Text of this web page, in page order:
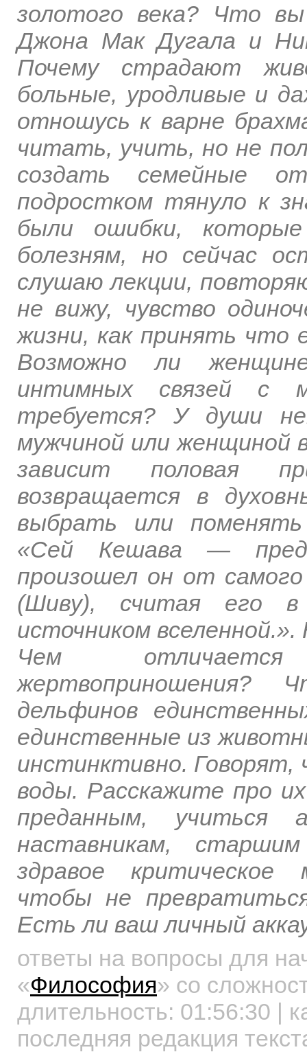
золотого века? Что
Джона Мак Дугала и
Почему страдают
больные, уродливые и
отношусь к варне
читать, учить, но не
создать семейные
подростком тянуло к
были ошибки,
болезням, но сейчас
слушаю лекции,
не вижу, чувство
жизни, как принять что
Возможно ли
интимных связей с
требуется? У души
мужчиной или женщиной
зависит половая
возвращается в
выбрать или
«Сей Кешава —
произошел он от
(Шиву), считая его в
источником
Чем
жертвоприношения?
дельфинов
единственные из
инстинктивно.
воды. Расскажите про
преданным, учиться
наставникам,
здравое
чтобы не
Есть ли ваш личный
ответы на вопросы для
«Философия» со
длительность: 01:56:30 |
последняя редакция